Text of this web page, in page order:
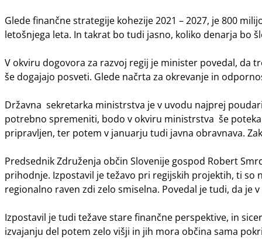
Glede finančne strategije kohezije 2021 – 2027, je 800
letošnjega leta. In takrat bo tudi jasno, koliko denarja bo
V okviru dogovora za razvoj regij je minister povedal, da
še dogajajo posveti. Glede načrta za okrevanje in
Državna sekretarka ministrstva je v uvodu najprej
potrebno spremeniti, bodo v okviru ministrstva še
pripravljen, ter potem v januarju tudi javna obravnava.
Predsednik Združenja občin Slovenije gospod Robert
prihodnje. Izpostavil je težavo pri regijskih projektih, ti so
regionalno raven zdi zelo smiselna. Povedal je tudi, da
Izpostavil je tudi težave stare finančne perspektive, in
izvajanju del potem zelo višji in jih mora občina sama